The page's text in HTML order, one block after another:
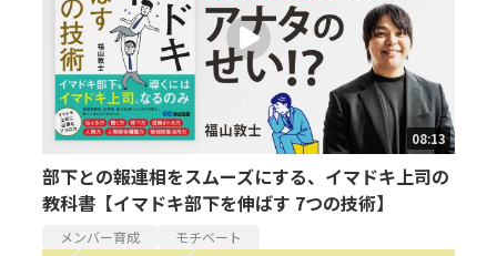
08:13
部下との報連相をスムーズにする、イマドキ上司の
教科書【イマドキ部下を伸ばす 7つの技術】
メンバー育成 モチベート